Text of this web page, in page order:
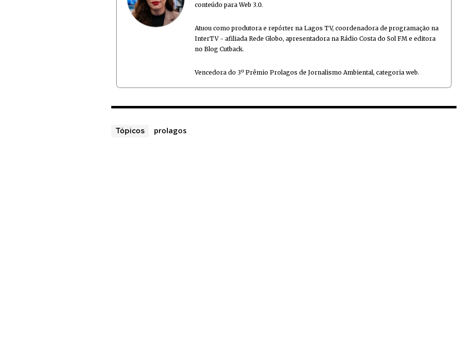
conteúdo para Web 3.0.
Atuou como produtora e repórter na Lagos TV, coordenadora de programação na
InterTV - afiliada Rede Globo, apresentadora na Rádio Costa do Sol FM e editora
no Blog Cutback.
Vencedora do 3º Prêmio Prolagos de Jornalismo Ambiental, categoria web.
Tópicos prolagos